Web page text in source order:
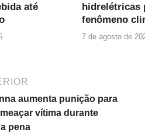
até
hidrelétricas
fenômeno
7 de agosto de
aumenta punição para
vítima durante
pena